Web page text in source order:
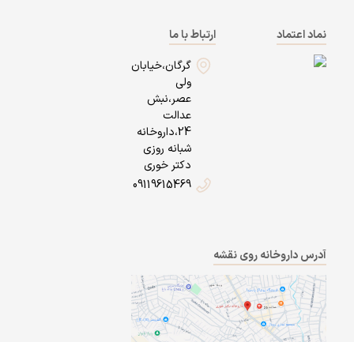
نماد اعتماد
ارتباط با ما
گرگان،خیابان
ولی
عصر،نبش
عدالت
24،داروخانه
شبانه روزی
دکتر خوری
09119615469
آدرس داروخانه روی نقشه